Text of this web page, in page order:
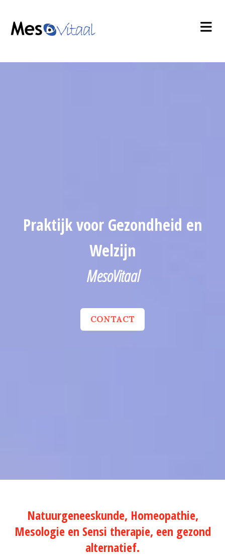
Praktijk voor Gezondheid en
Welzijn
MesoVitaal
CONTACT
Natuurgeneeskunde, Homeopathie,
Mesologie en Sensi therapie, een gezond
alternatief.